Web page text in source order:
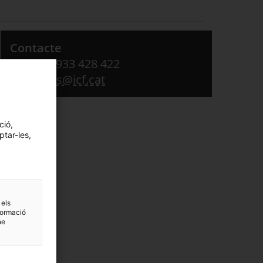
Contacte
Telèfon: 933 428 422
consultes@icf.cat
les,